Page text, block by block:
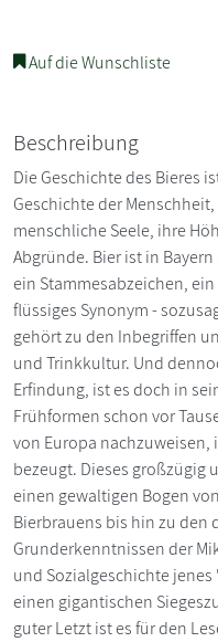
Auf die Wunschliste
Beschreibung
Die Geschichte des Bieres
Geschichte der
menschliche Seele, ihre
Abgründe. Bier ist in
ein Stammesabzeichen,
flüssiges Synonym -
gehört zu den Inbegriffen
und Trinkkultur. Und
Erfindung, ist es doch in
Frühformen schon vor
von Europa nachzuweisen,
bezeugt. Dieses großzügig
einen gewaltigen Bogen
Bierbrauens bis hin zu den
Grunderkenntnissen der
und Sozialgeschichte
einen gigantischen
guter Letzt ist es für den